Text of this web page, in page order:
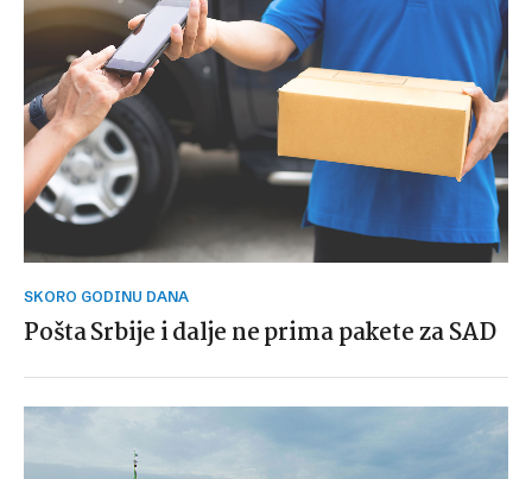
SKORO GODINU DANA
Pošta Srbije i dalje ne prima pakete za SAD